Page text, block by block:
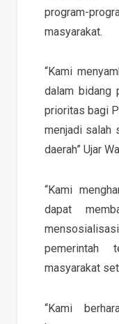
program-
masyarakat.
“Kami
dalam bidang
prioritas bagi
menjadi salah
daerah” Ujar
“Kami
dapat
pemerintah
masyarakat
“Kami